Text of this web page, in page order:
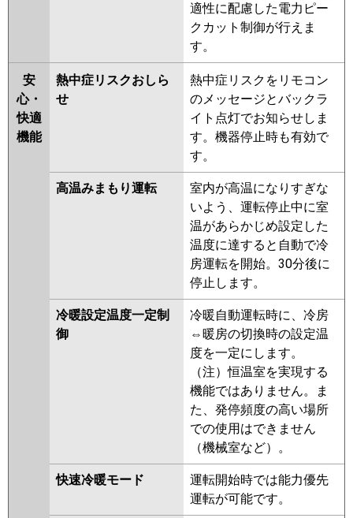
適性に配慮した電力ピー
クカット制御が行えま
す。
安
心・
快適
機能
熱中症リスクおしら
せ
熱中症リスクをリモコン
のメッセージとバックラ
イト点灯でお知らせしま
す。機器停止時も有効で
す。
高温みまもり運転
室内が高温になりすぎな
いよう、運転停止中に室
温があらかじめ設定した
温度に達すると自動で冷
房運転を開始。30分後に
停止します。
冷暖設定温度一定制
御
冷暖自動運転時に、冷房
⇔暖房の切換時の設定温
度を一定にします。
（注）恒温室を実現する
機能ではありません。ま
た、発停頻度の高い場所
での使用はできません
（機械室など）。
快速冷暖モード
運転開始時では能力優先
運転が可能です。